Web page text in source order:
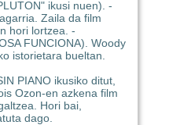
ikusi nuen). -
Zaila da film
hori lortzea. -
FUNCIONA). Woody
istorietara bueltan.
PIANO ikusiko ditut,
Ozon-en azkena film
Hori bai,
dago.